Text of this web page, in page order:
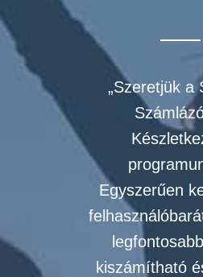
„Szeretjük a
Egyszerűen
kiszámítható